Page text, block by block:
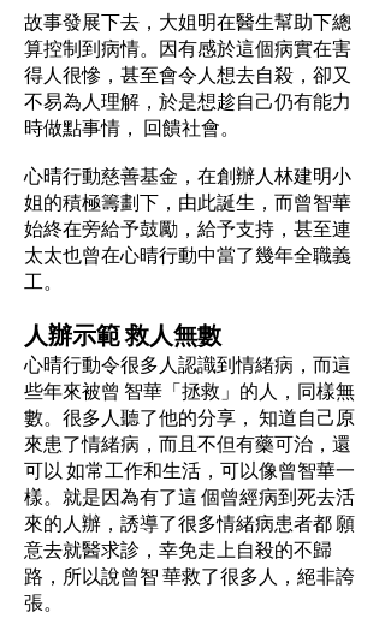
故事發展下去，大姐明在醫生幫助下總
算控制到病情。因有感於這個病實在害
得人很慘，甚至會令人想去自殺，卻又
不易為人理解，於是想趁自己仍有能力
時做點事情， 回饋社會。
心晴行動慈善基金，在創辦人林建明小
姐的積極籌劃下，由此誕生，而曾智華
始終在旁給予鼓勵，給予支持，甚至連
太太也曾在心晴行動中當了幾年全職義
工。
人辦示範 救人無數
心晴行動令很多人認識到情緒病，而這
些年來被曾 智華「拯救」的人，同樣無
數。很多人聽了他的分享， 知道自己原
來患了情緒病，而且不但有藥可治，還
可以 如常工作和生活，可以像曾智華一
樣。就是因為有了這 個曾經病到死去活
來的人辦，誘導了很多情緒病患者都 願
意去就醫求診，幸免走上自殺的不歸
路，所以說曾智 華救了很多人，絕非誇
張。